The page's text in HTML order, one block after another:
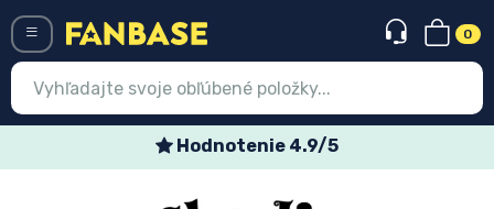
0
Hodnotenie 4.9/5
Prihlásiť sa